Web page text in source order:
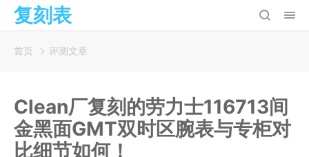
复刻表
首页 评测文章
Clean厂复刻的劳力士116713间
金黑面GMT双时区腕表与专柜对
比细节如何！